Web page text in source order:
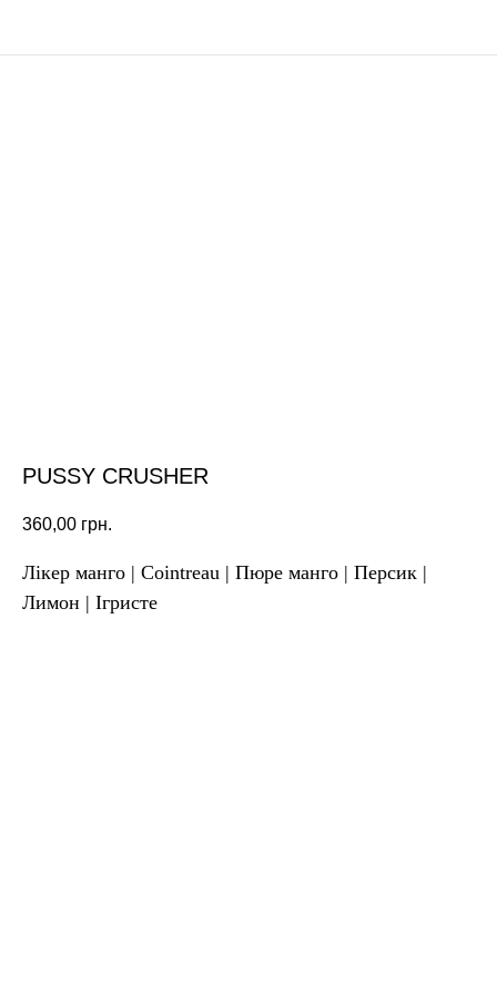
PUSSY CRUSHER
360,00 грн.
Лікер манго | Cointreau | Пюре манго | Персик |
Лимон | Ігристе